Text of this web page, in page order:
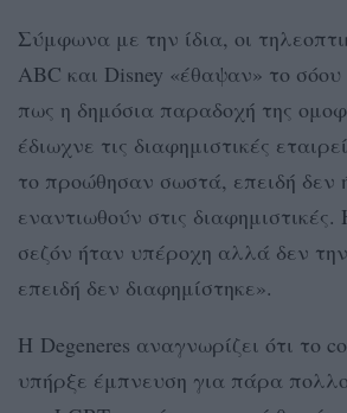
Σύμφωνα με την ίδια, οι
ABC και Disney «έθαψαν» το
πως η δημόσια παραδοχή της
έδιωχνε τις διαφημιστικές
το προώθησαν σωστά, επειδή δεν
εναντιωθούν στις
σεζόν ήταν υπέροχη αλλά δεν την
επειδή δεν διαφημίστηκε».
Η Degeneres αναγνωρίζει ότι το
υπήρξε έμπνευση για πάρα